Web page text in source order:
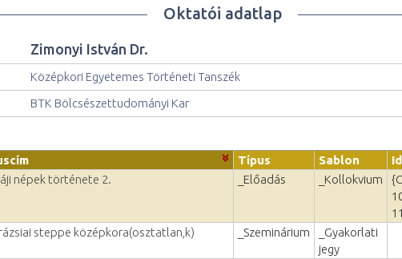
Oktatói adatlap
Zimonyi István Dr.
Középkori Egyetemes Történeti Tanszék
BTK Bölcsészettudományi Kar
Típus Sablon
népek története 2. _Előadás _Kollokvium
steppe középkora(osztatlan,k) _Szeminárium
_Gyakorlati
jegy